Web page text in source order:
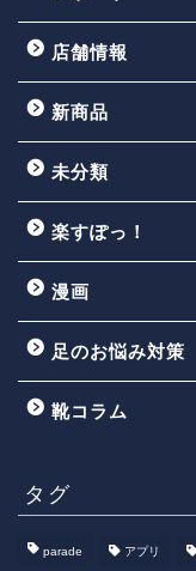
店舗情報
新商品
未分類
楽すぽっ！
漫画
足のお悩み対策
靴コラム
タグ
parade アプリ